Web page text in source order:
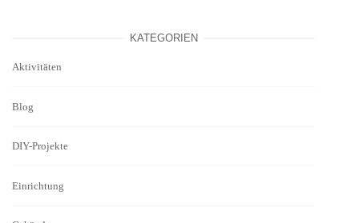
KATEGORIEN
Aktivitäten
Blog
DIY-Projekte
Einrichtung